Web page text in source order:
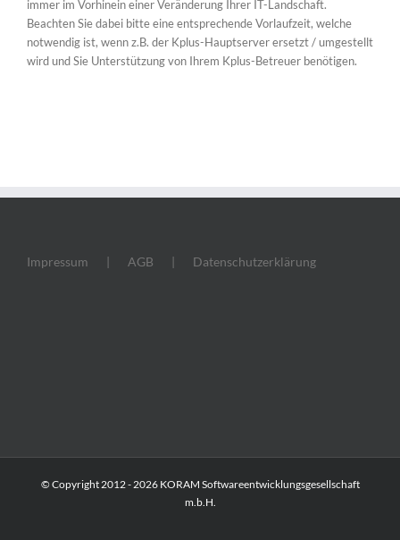
immer im Vorhinein einer Veränderung Ihrer IT-Landschaft.
Beachten Sie dabei bitte eine entsprechende Vorlaufzeit, welche
notwendig ist, wenn z.B. der Kplus-Hauptserver ersetzt / umgestellt
wird und Sie Unterstützung von Ihrem Kplus-Betreuer benötigen.
Impressum AGB Datenschutzerklärung
© Copyright 2012 -2026 KORAM Softwareentwicklungsgesellschaft
m.b.H.